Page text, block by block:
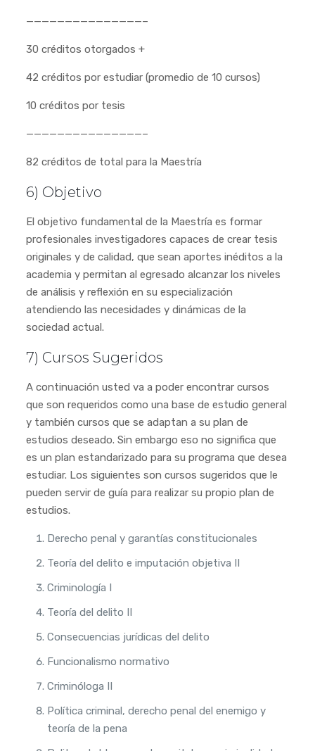
———————————————–
30 créditos otorgados +
42 créditos por estudiar (promedio de 10 cursos)
10 créditos por tesis
———————————————–
82 créditos de total para la Maestría
6) Objetivo
El objetivo fundamental de la Maestría es formar
profesionales investigadores capaces de crear tesis
originales y de calidad, que sean aportes inéditos a la
academia y permitan al egresado alcanzar los niveles
de análisis y reflexión en su especialización
atendiendo las necesidades y dinámicas de la
sociedad actual.
7) Cursos Sugeridos
A continuación usted va a poder encontrar cursos
que son requeridos como una base de estudio general
y también cursos que se adaptan a su plan de
estudios deseado. Sin embargo eso no significa que
es un plan estandarizado para su programa que desea
estudiar. Los siguientes son cursos sugeridos que le
pueden servir de guía para realizar su propio plan de
estudios.
Derecho penal y garantías constitucionales
Teoría del delito e imputación objetiva II
Criminología I
Teoría del delito II
Consecuencias jurídicas del delito
Funcionalismo normativo
Criminóloga II
Política criminal, derecho penal del enemigo y
teoría de la pena